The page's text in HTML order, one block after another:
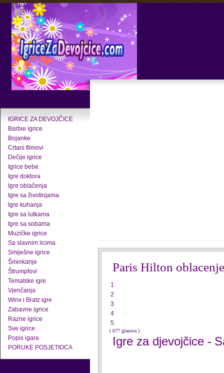
IGRICE ZA DEVOJČICE
Barbie igrice
Bojanke
Crtani filmovi
Dečije igrice
Igrice bebe
Igre doktora
Igre oblačenja
Igre sa životinjama
Igre kuhanja
Igre sa lutkama
Igre sa sobama
Muzičke igrice
Sa slavnim licima
Smiješne igrice
Šminkanje
Štrumpfovi
Tematske igre
Vjenčanja
Winx i Bratz igre
Zabavne igrice
Razne igrice
Sve igrice
Popis igara
PORUKE POSJETIOCA
Paris Hilton oblacenje
1
2
3
4
5
( 677 glasova )
Igre za djevojčice -